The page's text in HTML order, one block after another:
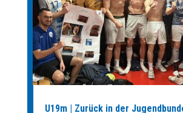
U19m | Zurück in der